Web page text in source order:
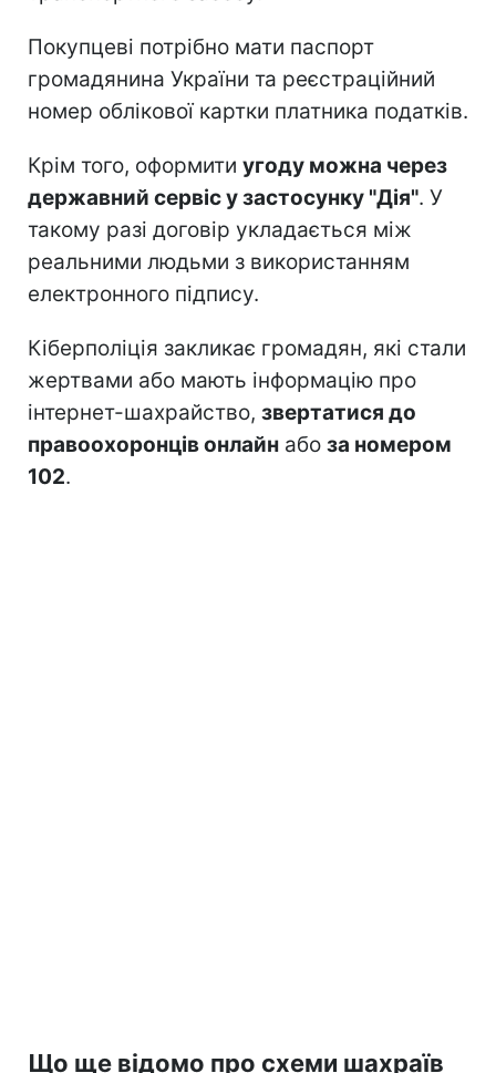
Покупцеві потрібно мати паспорт
громадянина України та реєстраційний
номер облікової картки платника податків.
Крім того, оформити угоду можна через
державний сервіс у застосунку "Дія". У
такому разі договір укладається між
реальними людьми з використанням
електронного підпису.
Кіберполіція закликає громадян, які стали
жертвами або мають інформацію про
інтернет-шахрайство, звертатися до
правоохоронців онлайн або за номером
102.
Що ще відомо про схеми шахраїв